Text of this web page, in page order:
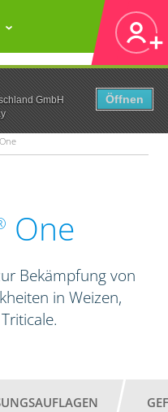
GmbH
Öffnen
One
One
Bekämpfung von
in Weizen,